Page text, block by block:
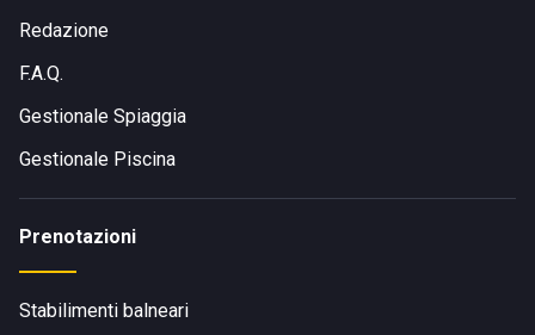
Redazione
F.A.Q.
Gestionale Spiaggia
Gestionale Piscina
Prenotazioni
Stabilimenti balneari